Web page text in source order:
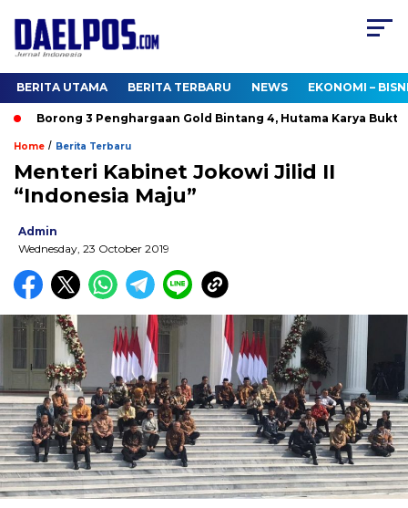
BERITA UTAMA BERITA TERBARU NEWS EKONOMI –
Borong 3 Penghargaan Gold Bintang 4, Hutama Karya Buktikan
Home / Berita Terbaru
Menteri Kabinet Jokowi Jilid II
“Indonesia Maju”
Admin
Wednesday, 23 October 2019